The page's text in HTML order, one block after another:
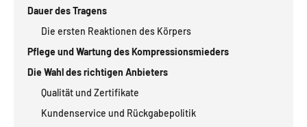
Dauer des Tragens
Die ersten Reaktionen des Körpers
Pflege und Wartung des Kompressionsmieders
Die Wahl des richtigen Anbieters
Qualität und Zertifikate
Kundenservice und Rückgabepolitik